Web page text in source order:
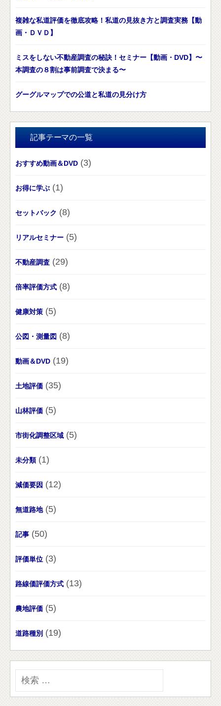
複雑な私道評価を徹底攻略！私道の見抜き方と調査実務【動
画・ＤＶＤ】
ミスをしない不動産調査の秘訣！セミナー【動画・DVD】〜
本調査の８割は事前調査で決まる〜
グーグルマップでの公道と私道の見分け方
記事テーマの一覧
おすすめ動画＆DVD (3)
お得に学ぶ (1)
セットバック (8)
リアルセミナー (5)
不動産調査 (29)
倍率評価方式 (8)
健康対策 (5)
公図・測量図 (8)
動画＆DVD (19)
土地評価 (35)
山林評価 (5)
市街化調整区域 (5)
未分類 (1)
減価要因 (12)
無道路地(5)
記事 (50)
評価単位 (3)
路線価評価方式 (13)
農地評価 (5)
道路種別 (19)
検
索